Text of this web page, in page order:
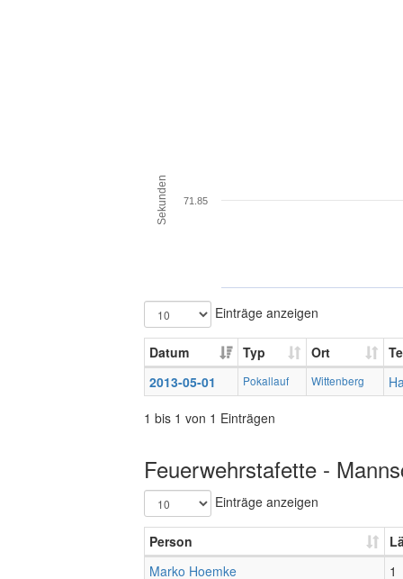
Sekunden 71.85
Einträge anzeigen
Datum Typ Ort
2013-05-01
Pokallauf Wittenberg
1 bis 1 von 1 Einträgen
Feuerwehrstafette -
Einträge anzeigen
Person
Marko Hoemke
1